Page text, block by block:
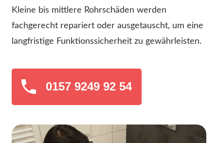
Kleine bis mittlere Rohrschäden werden
fachgerecht repariert oder ausgetauscht, um eine
langfristige Funktionssicherheit zu gewährleisten.
0157 9249 92 54